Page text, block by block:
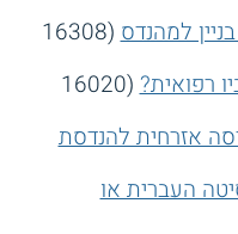
למהנדס (16308
רפואית? (16020
אזרחית להנדסת
העברית או